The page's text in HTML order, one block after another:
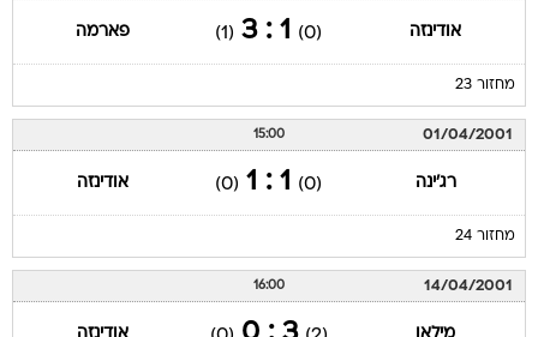
01/04/2001
רג'ינה (0)
1 : 1
(0) אודינזה
14/04/2001
מילאן (2)
3 : 0
(0) אודינזה